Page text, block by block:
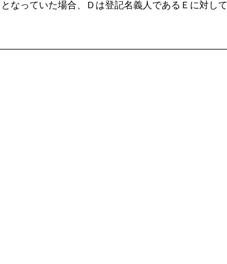
なっていた場合、Ｄは登記名義人であるＥに対し